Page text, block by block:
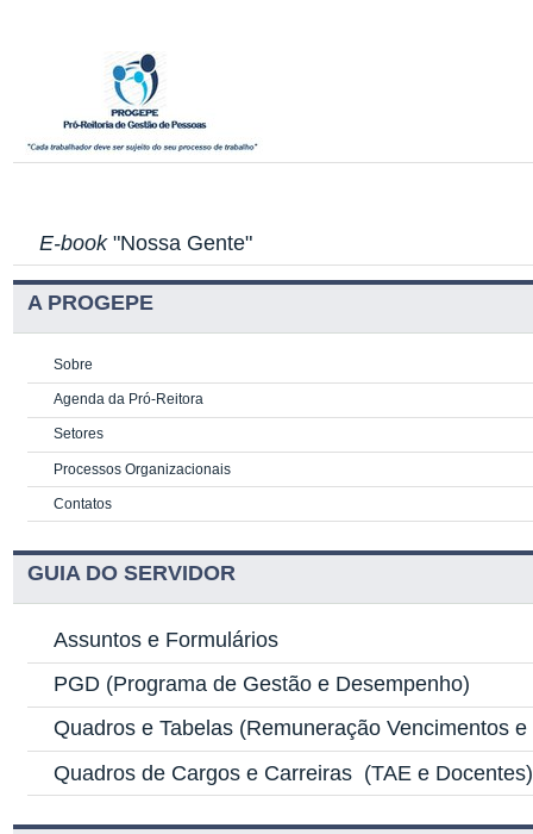
E-book"Nossa Gente"
A PROGEPE
Sobre
Agenda da Pró-Reitora
Setores
Processos Organizacionais
Contatos
GUIA DO SERVIDOR
Assuntos e Formulários
PGD (Programa de Gestão e Desempenho)
Quadros e Tabelas (Remuneração Vencimentos
Quadros de Cargos e Carreiras (TAE e Docentes)